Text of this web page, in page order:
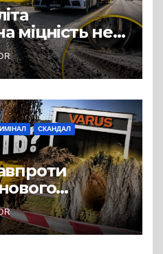
міцність не
й дороги
СКАНДАЛ
VARUS на
всохли
чи